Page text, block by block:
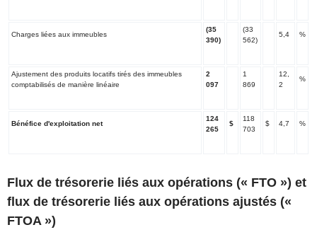
Charges liées aux immeubles
(35
390)
(33
562)
5,4 %
Ajustement des produits locatifs tirés des immeubles
comptabilisés de manière linéaire
2
097
1
869
12,
2
%
Bénéfice d'exploitation net
124
265
$
118
703
$ 4,7 %
Flux de trésorerie liés aux opérations (« FTO ») et
flux de trésorerie liés aux opérations ajustés («
FTOA»)